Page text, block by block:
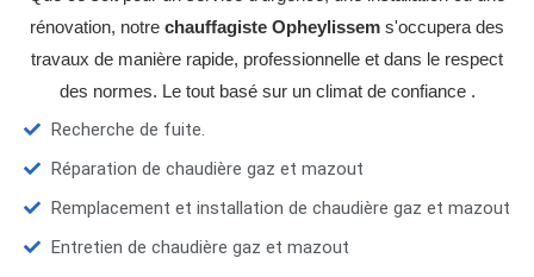
rénovation, notre chauffagiste Opheylissem s'occupera des
travaux de manière rapide, professionnelle et dans le respect
des normes. Le tout basé sur un climat de confiance .
Recherche de fuite.
Réparation de chaudière gaz et mazout
Remplacement et installation de chaudière gaz et mazout
Entretien de chaudière gaz et mazout